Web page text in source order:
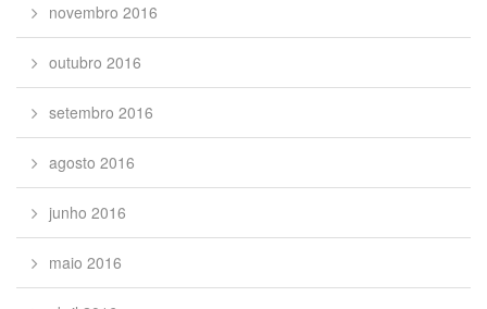
novembro 2016
outubro 2016
setembro 2016
agosto 2016
junho 2016
maio 2016